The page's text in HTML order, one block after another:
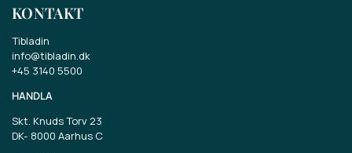
KONTAKT
Tibladin
info@tibladin.dk
+45 3140 5500
HANDLA
Skt. Knuds Torv 23
DK- 8000 Aarhus C